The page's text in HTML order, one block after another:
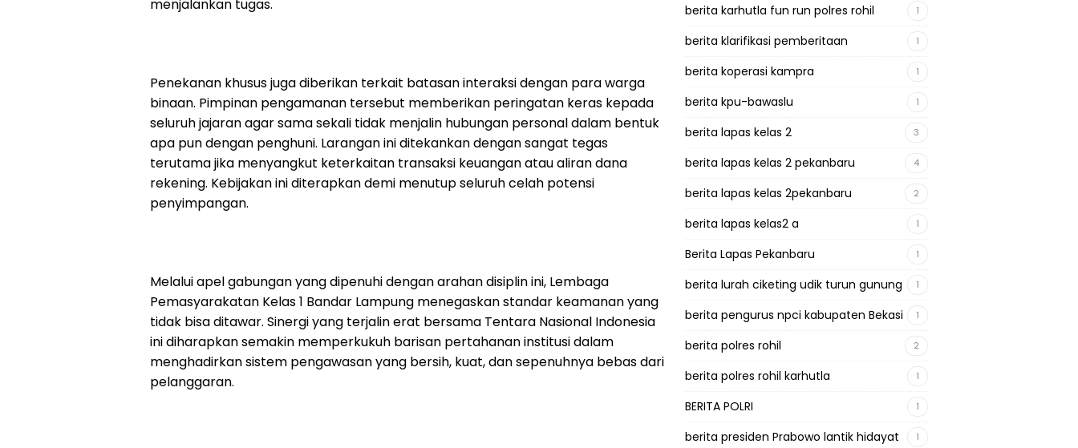
menjalankan tugas.
Penekanan khusus juga diberikan terkait batasan interaksi dengan para warga
binaan. Pimpinan pengamanan tersebut memberikan peringatan keras kepada
seluruh jajaran agar sama sekali tidak menjalin hubungan personal dalam bentuk
apa pun dengan penghuni. Larangan ini ditekankan dengan sangat tegas
terutama jika menyangkut keterkaitan transaksi keuangan atau aliran dana
rekening. Kebijakan ini diterapkan demi menutup seluruh celah potensi
penyimpangan.
Melalui apel gabungan yang dipenuhi dengan arahan disiplin ini, Lembaga
Pemasyarakatan Kelas 1 Bandar Lampung menegaskan standar keamanan yang
tidak bisa ditawar. Sinergi yang terjalin erat bersama Tentara Nasional Indonesia
ini diharapkan semakin memperkukuh barisan pertahanan institusi dalam
menghadirkan sistem pengawasan yang bersih, kuat, dan sepenuhnya bebas dari
pelanggaran.
berita karhutla fun run polres rohil 1
berita klarifikasi pemberitaan 1
berita koperasi kampra 1
berita kpu-bawaslu 1
berita lapas kelas 2 3
berita lapas kelas 2 pekanbaru 4
berita lapas kelas 2pekanbaru 2
berita lapas kelas2 a 1
Berita Lapas Pekanbaru 1
berita lurah ciketing udik turun gunung 1
berita pengurus npci kabupaten Bekasi 1
berita polres rohil 2
berita polres rohil karhutla 1
BERITA POLRI 1
berita presiden Prabowo lantik hidayat 1